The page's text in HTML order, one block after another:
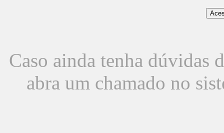
Caso ainda tenha dúvidas
abra um chamado no